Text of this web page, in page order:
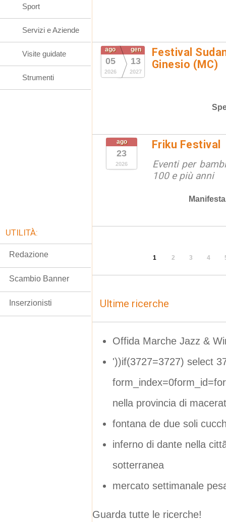
ago
05
2026
gen
13
2027
Festival
Ginesio (MC)
ago
23
2026
Friku Festival
Eventi per
100 e più anni
1 2 3 4
Ultime ricerche
Offida Marche Jazz &
'))if(3727=3727) select
nella provincia di
fontana de due soli
inferno di dante nella
sotterranea
mercato settimanale
Guarda tutte le ricerche!
Sport
Servizi e Aziende
Visite guidate
Strumenti
UTILITÀ:
Redazione
Scambio Banner
Inserzionisti